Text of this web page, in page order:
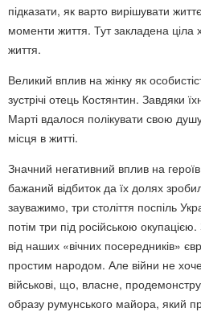
підказати, як варто вирішувати
моменти життя. Тут закладена ціла
життя.
Великий вплив на жінку як
зустрічі отець Костянтин. Завдяки
Марті вдалося полікувати свою
місця в житті.
Значний негативний вплив на
бажаний відбиток да їх долях
зауважимо, три століття поспіль
потім три під російською
від наших «вічних посередників»
простим народом. Але війни не хоче
військові, що, власне,
образу румунського майора, який